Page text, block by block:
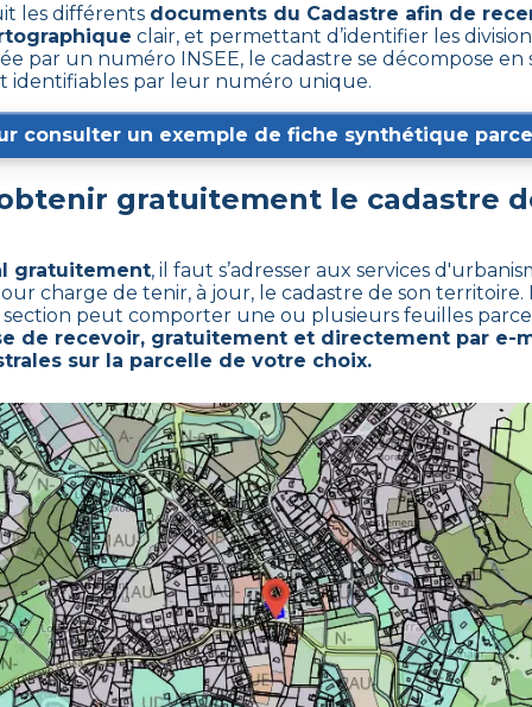
les différents documents du Cadastre afin de
clair, et permettant d’identifier les
par un numéro INSEE, le cadastre se décompose en
identifiables par leur numéro unique.
consulter un exemple de fiche synthétique
gratuitement le cadastre
gratuitement, il faut s’adresser aux services
charge de tenir, à jour, le cadastre de son territoire.
peut comporter une ou plusieurs feuilles
de recevoir, gratuitement et directement par e-
sur la parcelle de votre choix.